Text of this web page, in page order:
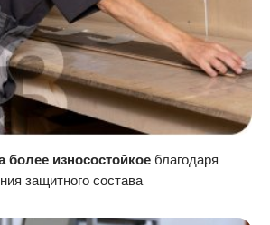
более износостойкое благодаря
защитного состава